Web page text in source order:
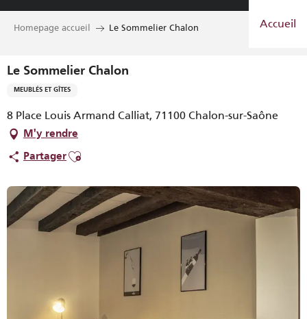
Aller
Accueil
Homepage accueil Le Sommelier Chalon
Le Sommelier Chalon
MEUBLÉS ET GÎTES
8 Place Louis Armand Calliat, 71100 Chalon-sur-Saône
M'y rendre
PartagerAjouter aux favoris